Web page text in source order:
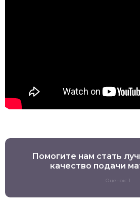
Помогите нам стать
качество подачи
Оценок: 1